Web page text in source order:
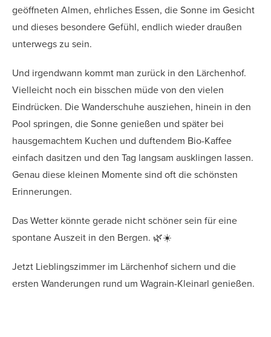
geöffneten Almen, ehrliches Essen, die Sonne im Gesicht
und dieses besondere Gefühl, endlich wieder draußen
unterwegs zu sein.
Und irgendwann kommt man zurück in den Lärchenhof.
Vielleicht noch ein bisschen müde von den vielen
Eindrücken. Die Wanderschuhe ausziehen, hinein in den
Pool springen, die Sonne genießen und später bei
hausgemachtem Kuchen und duftendem Bio-Kaffee
einfach dasitzen und den Tag langsam ausklingen lassen.
Genau diese kleinen Momente sind oft die schönsten
Erinnerungen.
Das Wetter könnte gerade nicht schöner sein für eine
spontane Auszeit in den Bergen. 🌿☀️
Jetzt Lieblingszimmer im Lärchenhof sichern und die
ersten Wanderungen rund um Wagrain-Kleinarl genießen.